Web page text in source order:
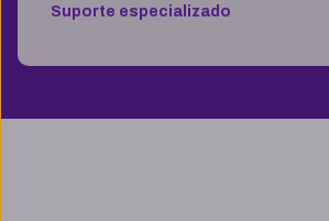
Suporte especializado